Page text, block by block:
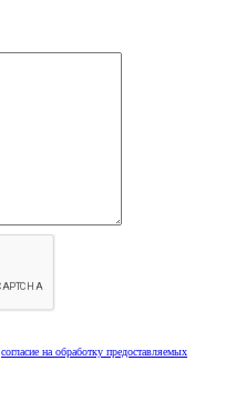
согласие на обработку предоставляемых